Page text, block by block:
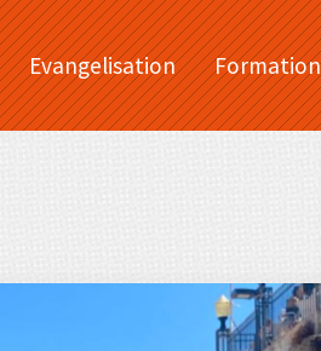
Evangelisation